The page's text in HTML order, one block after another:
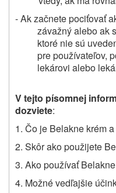
- Ak začnete pociťovať
závažný alebo ak
ktoré nie sú
pre používateľov,
lekárovi alebo
V tejto písomnej
dozviete:
1. Čo je Belakne krém
2. Skôr ako použijete
3. Ako používať
4. Možné vedľajšie